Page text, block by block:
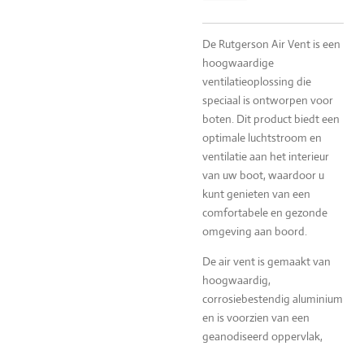
De Rutgerson Air Vent is een
hoogwaardige
ventilatieoplossing die
speciaal is ontworpen voor
boten. Dit product biedt een
optimale luchtstroom en
ventilatie aan het interieur
van uw boot, waardoor u
kunt genieten van een
comfortabele en gezonde
omgeving aan boord.
De air vent is gemaakt van
hoogwaardig,
corrosiebestendig aluminium
en is voorzien van een
geanodiseerd oppervlak,